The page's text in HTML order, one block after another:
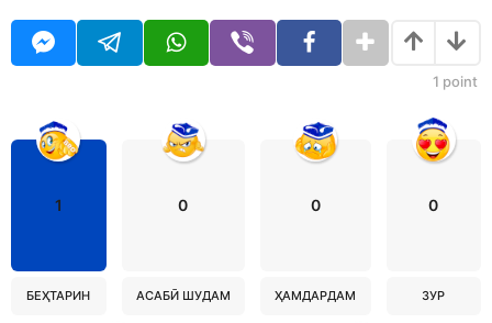
1 point
1
БЕҲТАРИН
0
АСАБӢ ШУДАМ
0
ҲАМДАРДАМ
0
ЗУР